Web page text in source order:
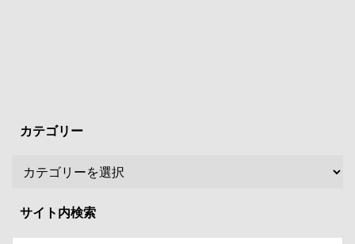
カテゴリー
サイト内検索